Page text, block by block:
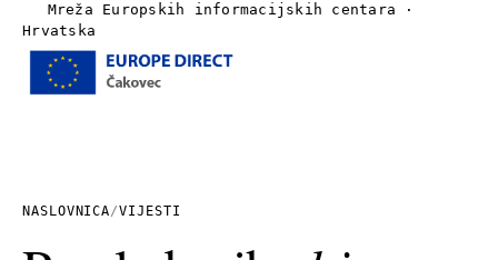
Mreža Europskih informacijskih centara ·
Hrvatska
NASLOVNICA/VIJESTI